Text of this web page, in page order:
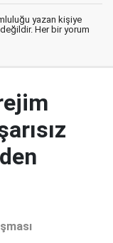
yazan kişiye
Her bir yorum